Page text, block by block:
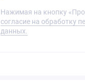
Нажимая на кнопку
согласие на обработку
данных.